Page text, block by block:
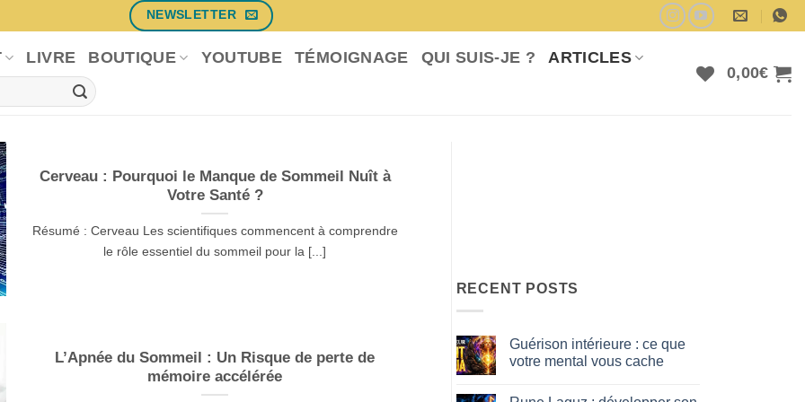
NEWSLETTER
LIVRE BOUTIQUE YOUTUBE TÉMOIGNAGE QUI SUIS-JE ? ARTICLES
0,00€
Cerveau : Pourquoi le Manque de Sommeil Nuît à
Votre Santé ?
Résumé : Cerveau Les scientifiques commencent à comprendre
le rôle essentiel du sommeil pour la [...]
L’Apnée du Sommeil : Un Risque de perte de
mémoire accélérée
RECENT POSTS
Guérison intérieure : ce que
votre mental vous cache